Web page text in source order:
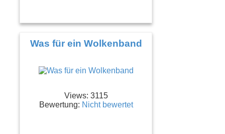
Was für ein Wolkenband
Views: 3115
Bewertung: Nicht bewertet